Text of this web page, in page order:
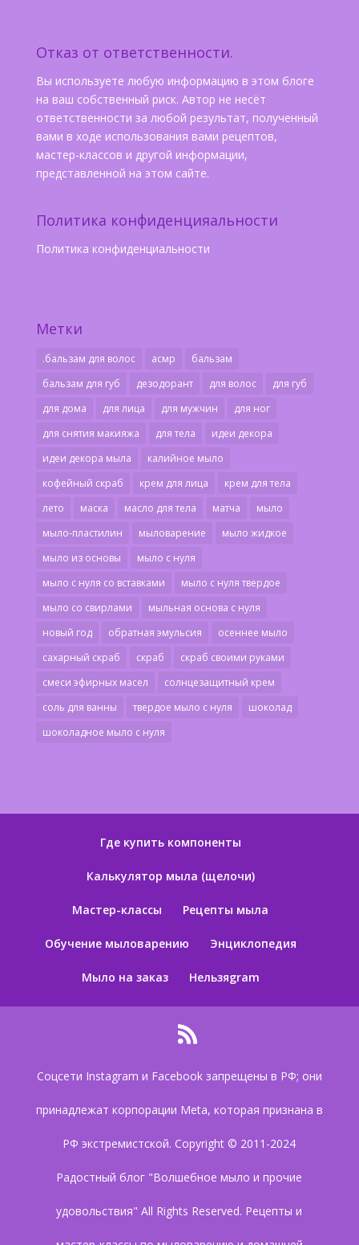
Отказ от ответственности.
Вы используете любую информацию в этом блоге
на ваш собственный риск. Автор не несёт
ответственности за любой результат, полученный
вами в ходе использования вами рецептов,
мастер-классов и другой информации,
представленной на этом сайте.
Политика конфиденцияальности
Политика конфиденциальности
Метки
.бальзам для волос асмр
бальзам
бальзам для губ
дезодорант для волос
для губ
для дома
для лица для мужчин
для ног
для снятия макияжа
для тела
идеи декора
идеи декора мыла
калийное мыло
кофейный скраб
крем для лица
крем для тела
лето
маска масло для тела матча
мыло
мыло-пластилин
мыловарение
мыло жидкое
мыло из основы
мыло с нуля
мыло с нуля со вставками
мыло с нуля твердое
мыло со свирлами
мыльная основа с нуля
новый год
обратная эмульсия
осеннее мыло
сахарный скраб
скраб
скраб своими руками
смеси эфирных масел
солнцезащитный крем
соль для ванны
твердое мыло с нуля
шоколад
шоколадное мыло с нуля
Где купить компоненты
Калькулятор мыла (щелочи)
Мастер-классы Рецепты мыла
Обучение мыловарению Энциклопедия
Мыло на заказ Нельзяgram
Соцсети Instagram и Facebook запрещены в РФ; они
принадлежат корпорации Meta, которая признана в
РФ экстремистской. Copyright © 2011-2024
Радостный блог "Волшебное мыло и прочие
удовольствия" All Rights Reserved. Рецепты и